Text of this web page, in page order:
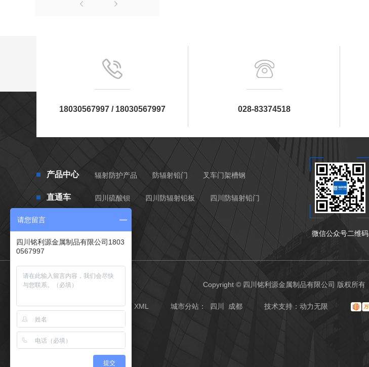
18030567997 / 18030567997 028-83374518
产品中心 辐射防护产品 防辐射铅门 叉车门架槽钢
直通车 四川硫酸钡 四川防辐射铅板 四川防辐射铅门
微信公众号二维码
Copyright © 四川铭利源金属制品有限公司 版权所有
网站地图 RSS XML 城市分站： 四川 成都 技术支持： 动力无限
请您留言
四川铭利源金属制品有限公司1803
0567997
提交